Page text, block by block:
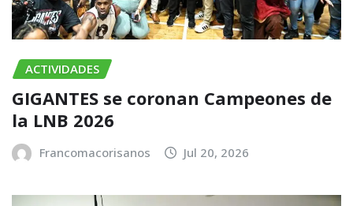
ACTIVIDADES
GIGANTES se coronan Campeones de
la LNB 2026
Francomacorisanos Jul 20, 2026